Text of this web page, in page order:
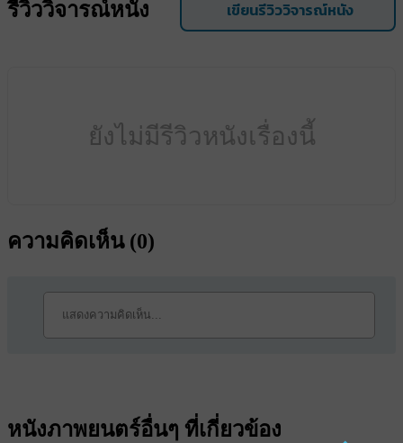
รีวิววิจารณ์หนัง เขียนรีวิววิจารณ์หนัง
ยังไม่มีรีวิวหนังเรื่องนี้
ความคิดเห็น (0)
หนังภาพยนตร์อื่นๆ ที่เกี่ยวข้อง